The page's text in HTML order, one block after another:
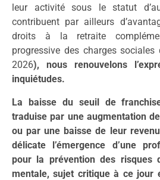
leur activité sous le statut
contribuent par ailleurs
droits à la retraite
progressive des charges sociales
2026), nous renouvelons
inquiétudes.
La baisse du seuil de
traduise par une augmentation
ou par une baisse de leur
délicate l’émergence d’une
pour la prévention des risques
mentale, sujet critique à ce jour